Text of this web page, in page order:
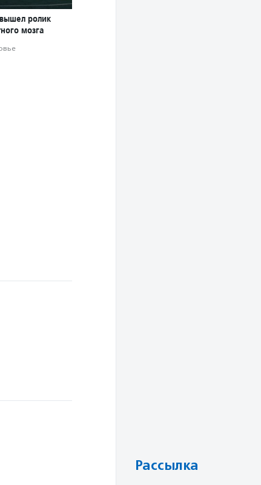
ролик
мозга
Рассылка